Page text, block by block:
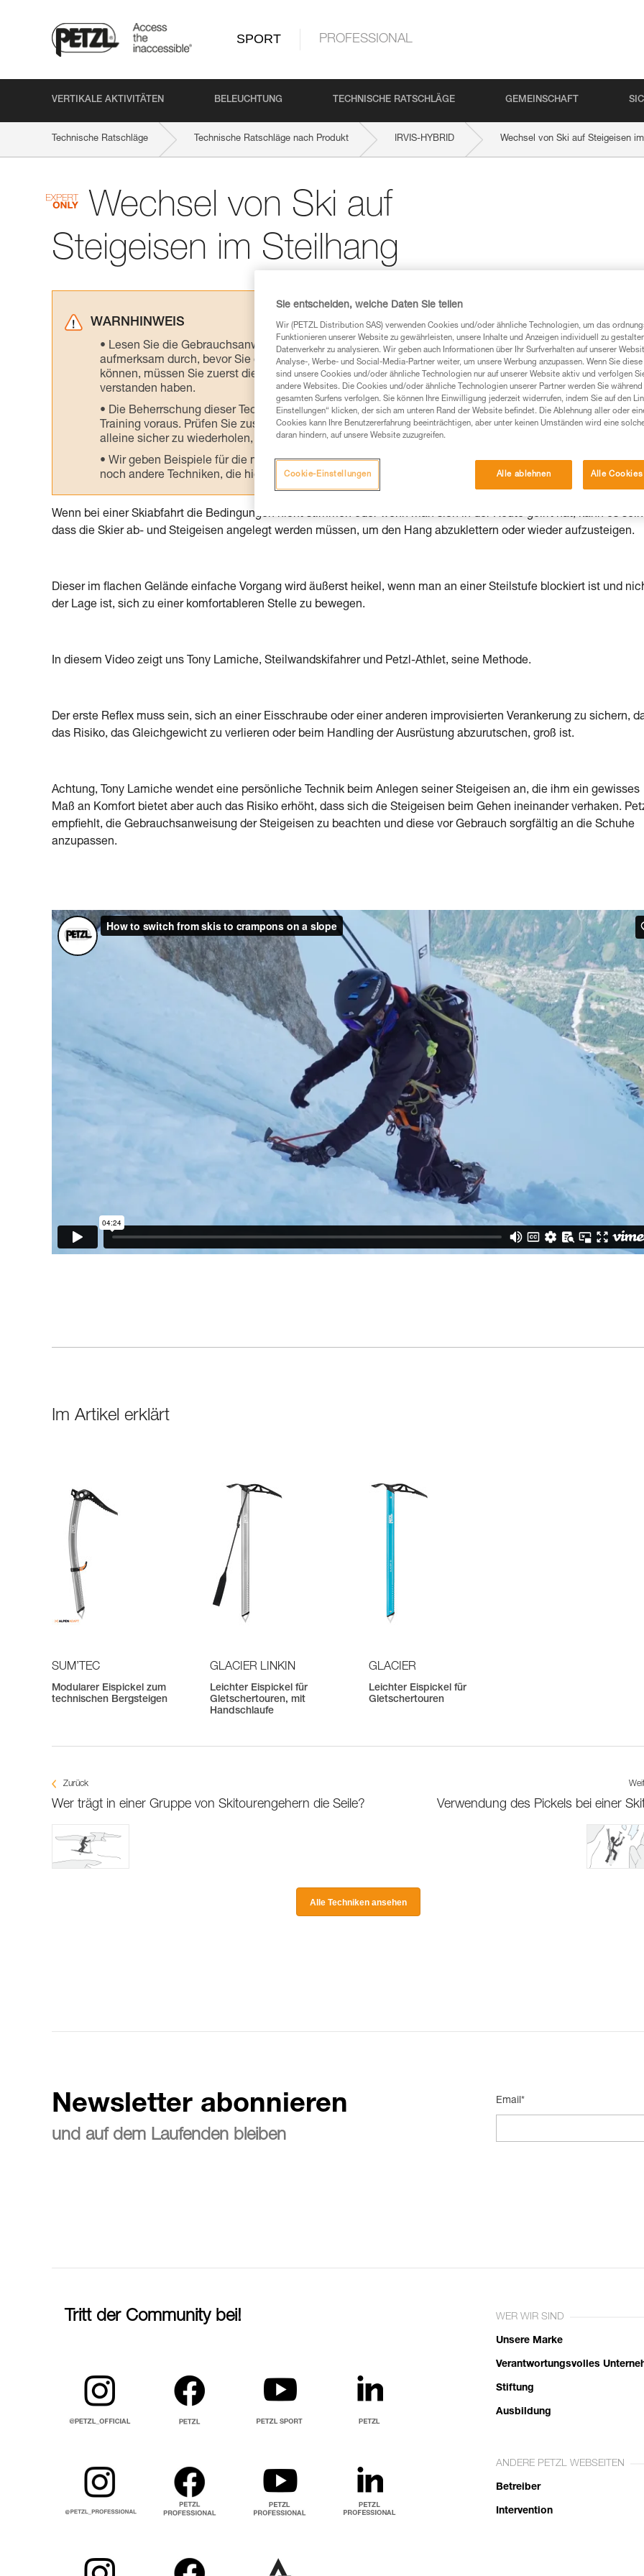
SPORT PROFESSIONAL
VERTIKALE AKTIVITÄTEN BELEUCHTUNG TECHNISCHE RATSCHLÄGE GEMEINSCHAFT
Technische Ratschläge Technische Ratschläge nach Produkt IRVIS-HYBRID Wechsel von Ski auf Steigeisen
Wechsel von Ski auf
Steigeisen im Steilhang
WARNHINWEIS
Lesen Sie die Gebrauchsanweisungen der Produkte, um die es in diesem Tech Tipp geht,
aufmerksam durch, bevor Sie diesen zu Rate ziehen. Um diese Zusatzinformationen verstehen zu
können, müssen Sie zuerst die in der Gebrauchsanweisung enthaltenen Informationen richtig
verstanden haben.
Die Beherrschung dieser Techniken setzt eine entsprechende Ausbildung und ein spezielles
Training voraus. Prüfen Sie zusammen mit einem Profi, ob Sie in der Lage sind, den Vorgang
alleine sicher zu wiederholen, bevor Sie ihn eigenständig durchführen.
Wir geben Beispiele für die mit Ihrer Aktivität verbundenen Techniken. Möglicherweise gibt es
noch andere Techniken, die hier nicht beschrieben werden.
Wenn bei einer Skiabfahrt die Bedingungen nicht stimmen oder wenn man sich in der Route geirrt hat, kann es
dass die Skier ab- und Steigeisen angelegt werden müssen, um den Hang abzuklettern oder wieder aufzusteigen.
Dieser im flachen Gelände einfache Vorgang wird äußerst heikel, wenn man an einer Steilstufe blockiert ist und
der Lage ist, sich zu einer komfortableren Stelle zu bewegen.
In diesem Video zeigt uns Tony Lamiche, Steilwandskifahrer und Petzl-Athlet, seine Methode.
Der erste Reflex muss sein, sich an einer Eisschraube oder einer anderen improvisierten Verankerung zu sichern,
das Risiko, das Gleichgewicht zu verlieren oder beim Handling der Ausrüstung abzurutschen, groß ist.
Achtung, Tony Lamiche wendet eine persönliche Technik beim Anlegen seiner Steigeisen an, die ihm ein gewisses
Maß an Komfort bietet aber auch das Risiko erhöht, dass sich die Steigeisen beim Gehen ineinander verhaken.
empfiehlt, die Gebrauchsanweisung der Steigeisen zu beachten und diese vor Gebrauch sorgfältig an die Schuhe
anzupassen.
Im Artikel erklärt
SUM’TEC
Modularer Eispickel zum
technischen Bergsteigen
GLACIER LINKIN
Leichter Eispickel für
Gletschertouren, mit
Handschlaufe
GLACIER
Leichter Eispickel für
Gletschertouren
Zurück
Wer trägt in einer Gruppe von Skitourengehern die Seile? Verwendung des Pickels bei einer
Alle Techniken ansehen
Newsletter abonnieren
und auf dem Laufenden bleiben
Email*
Tritt der Community bei! WER WIR SIND
Unsere Marke
Verantwortungsvolles
Stiftung
Ausbildung
ANDERE PETZL WEBSEITEN
Betreiber
Intervention
Sie entscheiden, welche Daten Sie teilen
Wir (PETZL Distribution SAS) verwenden Cookies und/oder ähnliche Technologien, um das
Funktionieren unserer Website zu gewährleisten, unsere Inhalte und Anzeigen individuell zu
Datenverkehr zu analysieren. Wir geben auch Informationen über Ihr Surfverhalten auf unserer
Analyse-, Werbe- und Social-Media-Partner weiter, um unsere Werbung anzupassen. Wenn Sie
sind unsere Cookies und/oder ähnliche Technologien nur auf unserer Website aktiv und verfolgen
andere Websites. Die Cookies und/oder ähnliche Technologien unserer Partner werden Sie während
gesamten Surfens verfolgen. Sie können Ihre Einwilligung jederzeit widerrufen, indem Sie auf den
Einstellungen“ klicken, der sich am unteren Rand der Website befindet. Die Ablehnung aller oder
Cookies kann Ihre Benutzererfahrung beeinträchtigen, aber unter keinen Umständen wird eine
daran hindern, auf unsere Website zuzugreifen.
Alle ablehnen Alle
Cookie-Einstellungen